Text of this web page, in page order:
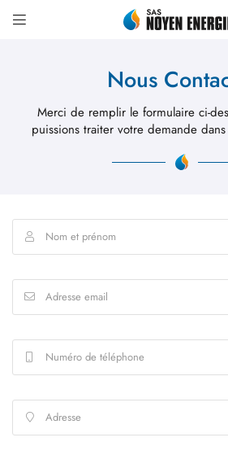

6 Pl. de la République,
Adresse email de réception
 Recopier le code ci-contre
Nous
Merci de remplir le formulaire ci-
puissions traiter votre demande
 Nom et prénom
 Adresse email
Numéro de téléphone
 Adresse